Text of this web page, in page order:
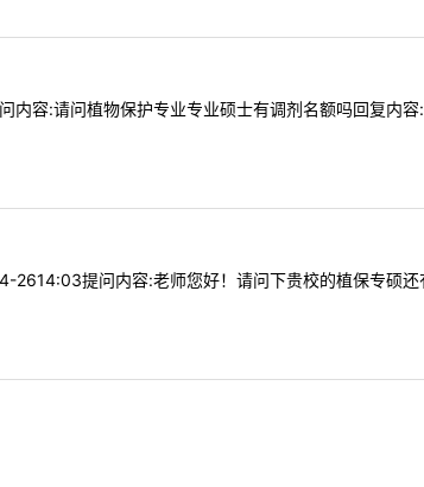
容:请问植物保护专业专业硕士有调剂名额吗回复内
提问内容:老师您好！请问下贵校的植保专硕